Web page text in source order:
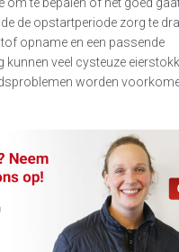
de opstartperiode zorg te
opname en een passende
kunnen veel cysteuze
worden